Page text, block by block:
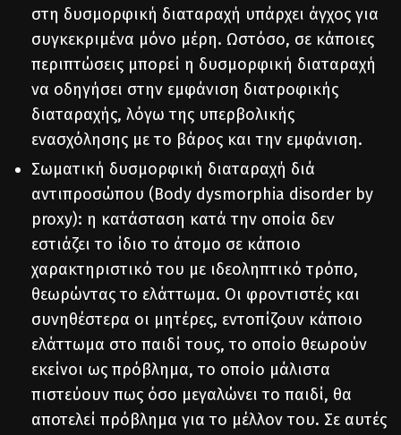
στη δυσμορφική διαταραχή υπάρχει άγχος για
συγκεκριμένα μόνο μέρη. Ωστόσο, σε κάποιες
περιπτώσεις μπορεί η δυσμορφική διαταραχή
να οδηγήσει στην εμφάνιση διατροφικής
διαταραχής, λόγω της υπερβολικής
ενασχόλησης με το βάρος και την εμφάνιση.
Σωματική δυσμορφική διαταραχή διά
αντιπροσώπου (Body dysmorphia disorder by
proxy): η κατάσταση κατά την οποία δεν
εστιάζει το ίδιο το άτομο σε κάποιο
χαρακτηριστικό του με ιδεοληπτικό τρόπο,
θεωρώντας το ελάττωμα. Οι φροντιστές και
συνηθέστερα οι μητέρες, εντοπίζουν κάποιο
ελάττωμα στο παιδί τους, το οποίο θεωρούν
εκείνοι ως πρόβλημα, το οποίο μάλιστα
πιστεύουν πως όσο μεγαλώνει το παιδί, θα
αποτελεί πρόβλημα για το μέλλον του. Σε αυτές